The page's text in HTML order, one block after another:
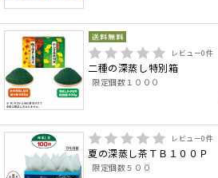
レビュー0件
二種の深蒸し特別箱
限定個数１０００
レビュー0件
夏の深蒸し茶ＴＢ１００Ｐ
限定個数５００